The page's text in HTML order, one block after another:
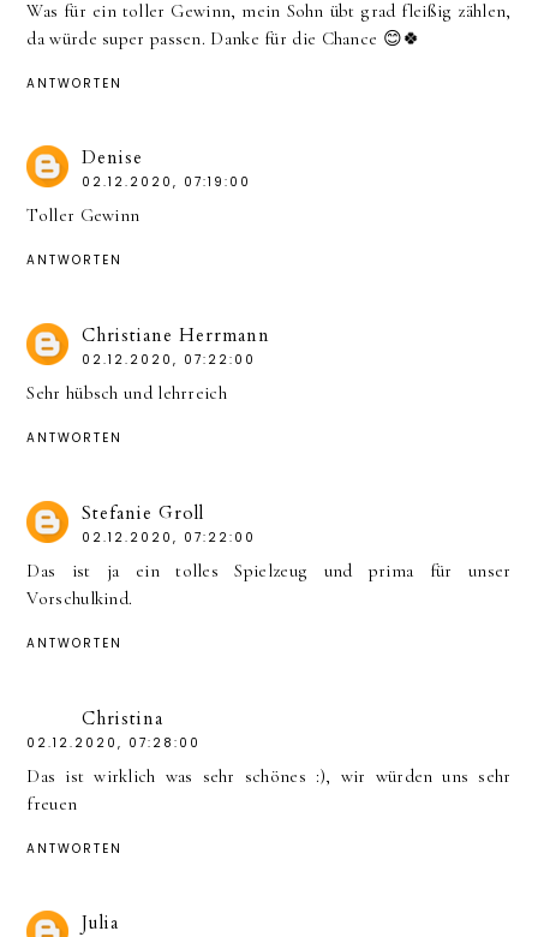
Was für ein toller Gewinn, mein Sohn übt grad fleißig zählen,
da würde super passen. Danke für die Chance 😊🍀
ANTWORTEN
Denise
02.12.2020, 07:19:00
Toller Gewinn
ANTWORTEN
Christiane Herrmann
02.12.2020, 07:22:00
Sehr hübsch und lehrreich
ANTWORTEN
Stefanie Groll
02.12.2020, 07:22:00
Das ist ja ein tolles Spielzeug und prima für unser
Vorschulkind.
ANTWORTEN
Christina
02.12.2020, 07:28:00
Das ist wirklich was sehr schönes :), wir würden uns sehr
freuen
ANTWORTEN
Julia